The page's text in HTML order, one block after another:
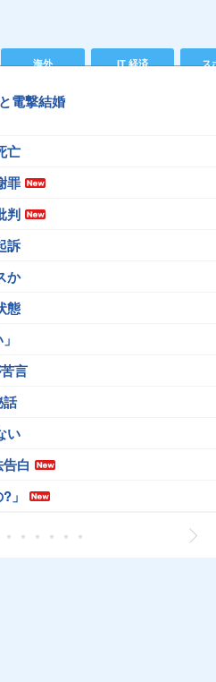
海外 IT 経済 ス
電撃結婚
亡
罪
判
訴
か
態
言
話
い
白
」